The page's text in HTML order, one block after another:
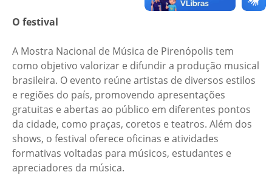
O festival
A Mostra Nacional de Música de Pirenópolis tem
como objetivo valorizar e difundir a produção musical
brasileira. O evento reúne artistas de diversos estilos
e regiões do país, promovendo apresentações
gratuitas e abertas ao público em diferentes pontos
da cidade, como praças, coretos e teatros. Além dos
shows, o festival oferece oficinas e atividades
formativas voltadas para músicos, estudantes e
apreciadores da música.